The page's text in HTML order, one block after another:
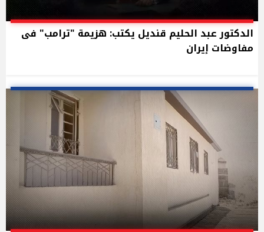
الدكتور عبد الحليم قنديل يكتب: هزيمة "ترامب" فى
مفاوضات إيران